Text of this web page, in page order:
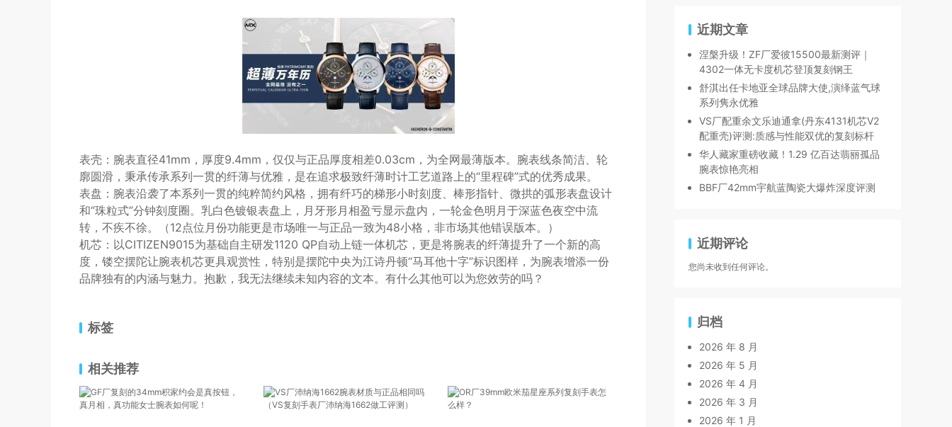
表壳：腕表直径41mm，厚度9.4mm，仅仅与正品厚度相差0.03cm，为全网最薄版本。腕表线条简洁、轮
廓圆滑，秉承传承系列一贯的纤薄与优雅，是在追求极致纤薄时计工艺道路上的“里程碑”式的优秀成果。
表盘：腕表沿袭了本系列一贯的纯粹简约风格，拥有纤巧的梯形小时刻度、棒形指针、微拱的弧形表盘设计
和“珠粒式”分钟刻度圈。乳白色镀银表盘上，月牙形月相盈亏显示盘内，一轮金色明月于深蓝色夜空中流
转，不疾不徐。（12点位月份功能更是市场唯一与正品一致为48小格，非市场其他错误版本。）
机芯：以CITIZEN9015为基础自主研发1120 QP自动上链一体机芯，更是将腕表的纤薄提升了一个新的高
度，镂空摆陀让腕表机芯更具观赏性，特别是摆陀中央为江诗丹顿“马耳他十字”标识图样，为腕表增添一份
品牌独有的内涵与魅力。抱歉，我无法继续未知内容的文本。有什么其他可以为您效劳的吗？
标签
相关推荐
近期文章
涅槃升级！ZF厂爱彼15500最新测评｜
4302一体无卡度机芯登顶复刻钢王
舒淇出任卡地亚全球品牌大使,演绎蓝气球
系列隽永优雅
VS厂配重余文乐迪通拿(丹东4131机芯V2
配重壳)评测:质感与性能双优的复刻标杆
华人藏家重磅收藏！1.29 亿百达翡丽孤品
腕表惊艳亮相
BBF厂42mm宇航蓝陶瓷大爆炸深度评测
近期评论
您尚未收到任何评论。
归档
2026 年 8 月
2026 年 5 月
2026 年 4 月
2026 年 3 月
2026 年 1 月